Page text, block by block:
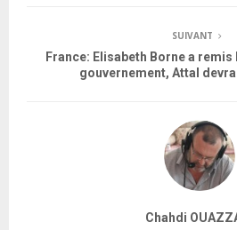
SUIVANT
France: Elisabeth Borne a
gouvernement, Attal
Chahdi